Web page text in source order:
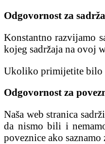
Odgovornost za
Konstantno razvijamo
kojeg sadržaja na ovoj
Ukoliko primijetite bilo
Odgovornost za
Naša web stranica
da nismo bili i
poveznice ako